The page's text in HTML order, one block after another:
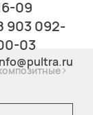
09
903 092-
03
>